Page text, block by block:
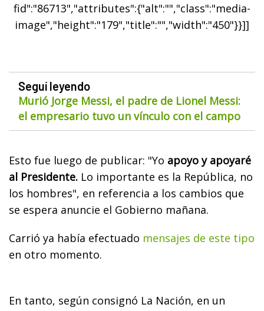
fid":"86713","attributes":{"alt":"","class":"media-
image","height":"179","title":"","width":"450"}}]]
Seguí leyendo
Murió Jorge Messi, el padre de Lionel Messi:
el empresario tuvo un vínculo con el campo
Esto fue luego de publicar: "Yo apoyo y apoyaré
al Presidente. Lo importante es la República, no
los hombres", en referencia a los cambios que
se espera anuncie el Gobierno mañana.
Carrió ya había efectuado mensajes de este tipo
en otro momento.
En tanto, según consignó La Nación, en un